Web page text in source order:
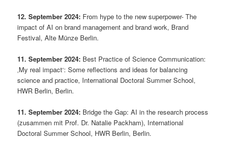
12. September 2024: From hype to the new superpower-The
impact of AI onbrand management andbrand work, Brand
Festival, Alte Münze Berlin.
11. September 2024: Best Practice of Science Communication:
‚My real impact‘: Some reflections and ideas for balancing
science and practice, International Doctoral Summer School,
HWR Berlin, Berlin.
11. September 2024: Bridge the Gap: AI in the research process
(zusammen mit Prof. Dr. Natalie Packham), International
Doctoral Summer School, HWR Berlin, Berlin.